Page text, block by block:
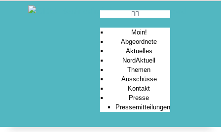
Moin!
Abgeordnete
Aktuelles
NordAktuell
Themen
Ausschüsse
Kontakt
Presse
Pressemitteilungen
ABGEORDNETE
NORDAKTUELL